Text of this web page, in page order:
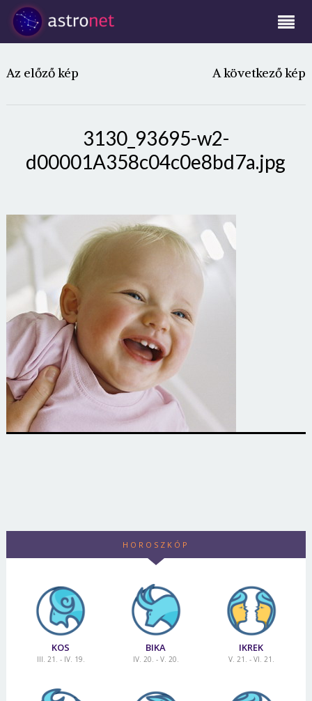
Az előző kép A következő kép
3130_93695-w2-
d00001A358c04c0e8bd7a.jpg
HOROSZKÓP
KOS
III. 21. - IV. 19.
BIKA
IV. 20. - V. 20.
IKREK
V. 21. - VI. 21.